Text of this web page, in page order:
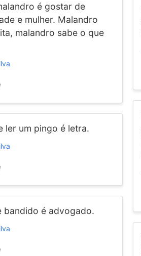
é gostar de
e mulher. Malandro
malandro sabe o que
ler um pingo é letra.
bandido é advogado.